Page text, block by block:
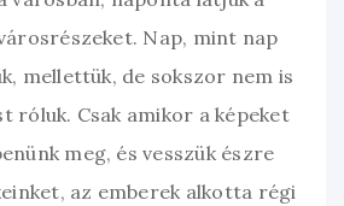
Nap, mint nap
mellettük, de sokszor nem is
róluk. Csak amikor a képeket
meg, és vesszük észre
az emberek alkotta régi